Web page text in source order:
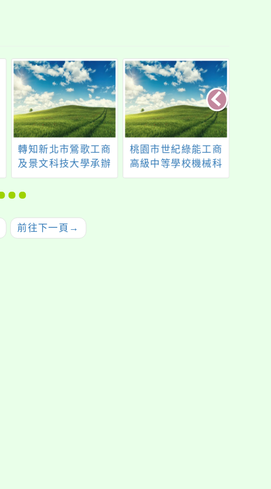
轉知新北市鶯歌工商
及景文科技大學承辦
「2023新北市國際珠
寶精品金工競賽」
桃園市世紀綠能工商
高級中等學校機械科
辦理113學年度「機械
前往下一頁 →